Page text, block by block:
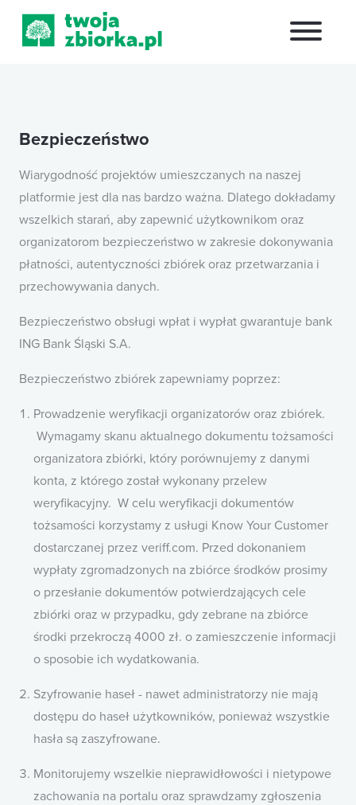
Bezpieczeństwo
Wiarygodność projektów umieszczanych na naszej
platformie jest dla nas bardzo ważna. Dlatego dokładamy
wszelkich starań, aby zapewnić użytkownikom oraz
organizatorom bezpieczeństwo w zakresie dokonywania
płatności, autentyczności zbiórek oraz przetwarzania i
przechowywania danych.
Bezpieczeństwo obsługi wpłat i wypłat gwarantuje bank
ING Bank Śląski S.A.
Bezpieczeństwo zbiórek zapewniamy poprzez:
Prowadzenie weryfikacji organizatorów oraz zbiórek.
Wymagamy skanu aktualnego dokumentu tożsamości
organizatora zbiórki, który porównujemy z danymi
konta, z którego został wykonany przelew
weryfikacyjny. W celu weryfikacji dokumentów
tożsamości korzystamy z usługi Know Your Customer
dostarczanej przez veriff.com. Przed dokonaniem
wypłaty zgromadzonych na zbiórce środków prosimy
o przesłanie dokumentów potwierdzających cele
zbiórki oraz w przypadku, gdy zebrane na zbiórce
środki przekroczą 4000 zł. o zamieszczenie informacji
o sposobie ich wydatkowania.
Szyfrowanie haseł - nawet administratorzy nie mają
dostępu do haseł użytkowników, ponieważ wszystkie
hasła są zaszyfrowane.
Monitorujemy wszelkie nieprawidłowości i nietypowe
zachowania na portalu oraz sprawdzamy zgłoszenia